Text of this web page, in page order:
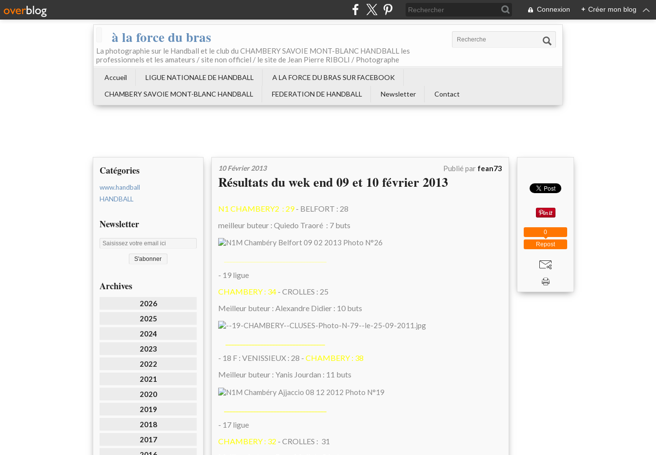
Connexion + Créer mon blog
à la force du bras
La photographie sur le Handball et le club du CHAMBERY SAVOIE MONT-BLANC HANDBALL les
professionnels et les amateurs / site non officiel / le site de Jean Pierre RIBOLI / Photographe
Accueil LIGUE NATIONALE DE HANDBALL
A LA FORCE DU BRAS SUR FACEBOOK
CHAMBERY SAVOIE MONT-BLANC HANDBALL
FEDERATION DE HANDBALL Newsletter Contact
Catégories
www.handball
HANDBALL
Newsletter
Archives
2026
2025
2024
2023
2022
2021
2020
2019
2018
2017
10 Février 2013 Publié par fean73
Résultats du wek end 09 et 10 février 2013
N1 CHAMBERY2 : 29- BELFORT : 28
meilleur buteur : Quiedo Traoré : 7 buts
- 19 ligue
CHAMBERY : 34 - CROLLES : 25
Meilleur buteur : Alexandre Didier : 10 buts
- 18 F : VENISSIEUX : 28 - CHAMBERY : 38
Meilleur buteur : Yanis Jourdan : 11 buts
- 17 ligue
CHAMBERY : 32 - CROLLES : 31
Repost
0